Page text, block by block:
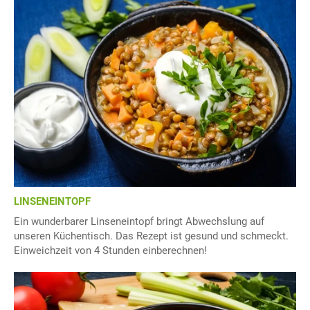
LINSENEINTOPF
Ein wunderbarer Linseneintopf bringt Abwechslung auf
unseren Küchentisch. Das Rezept ist gesund und schmeckt.
Einweichzeit von 4 Stunden einberechnen!